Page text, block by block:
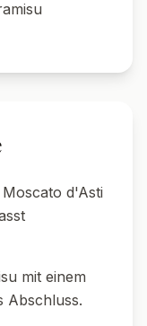
das
noch